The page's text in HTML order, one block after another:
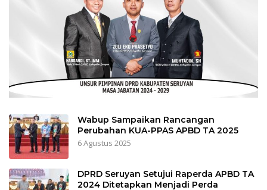
Wabup Sampaikan Rancangan
Perubahan KUA-PPAS APBD TA 2025
6 Agustus 2025
DPRD Seruyan Setujui Raperda APBD TA
2024 Ditetapkan Menjadi Perda